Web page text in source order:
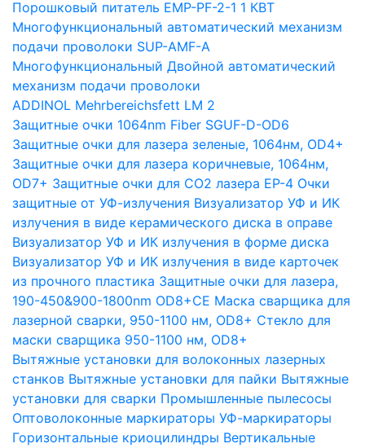
Порошковый питатель EMP-PF-2-1 1 КВТ
Многофункциональный автоматический механизм
подачи проволоки SUP-AMF-A
Многофункциональный Двойной автоматический
механизм подачи проволоки
ADDINOL Mehrbereichsfett LM 2
Защитные очки 1064nm Fiber SGUF-D-OD6
Защитные очки для лазера зеленые, 1064нм, OD4+
Защитные очки для лазера коричневые, 1064нм,
OD7+ Защитные очки для CO2 лазера EP-4 Очки
защитные от УФ-излучения Визуализатор УФ и ИК
излучения в виде керамического диска в оправе
Визуализатор УФ и ИК излучения в форме диска
Визуализатор УФ и ИК излучения в виде карточек
из прочного пластика Защитные очки для лазера,
190-450&900-1800nm OD8+CE Маска сварщика для
лазерной сварки, 950-1100 нм, OD8+ Стекло для
маски сварщика 950-1100 нм, OD8+
Вытяжные установки для волоконных лазерных
станков Вытяжные установки для пайки Вытяжные
установки для сварки Промышленные пылесосы
Оптоволоконные маркираторы УФ-маркираторы
Горизонтальные криоцилиндры Вертикальные